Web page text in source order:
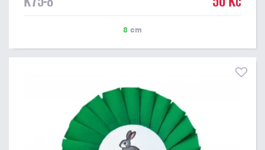
8 cm